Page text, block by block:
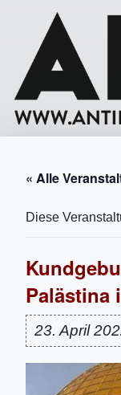
« Alle
Diese
Palästina
23. April